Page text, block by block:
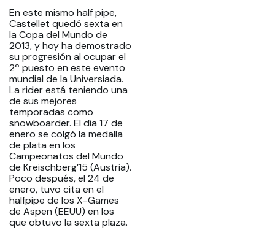
En este mismo half pipe,
Castellet quedó sexta en
la Copa del Mundo de
2013, y hoy ha demostrado
su progresión al ocupar el
2º puesto en este evento
mundial de la Universiada.
La rider está teniendo una
de sus mejores
temporadas como
snowboarder. El día 17 de
enero se colgó la medalla
de plata en los
Campeonatos del Mundo
de Kreischberg’15 (Austria).
Poco después, el 24 de
enero, tuvo cita en el
halfpipe de los X-Games
de Aspen (EEUU) en los
que obtuvo la sexta plaza.